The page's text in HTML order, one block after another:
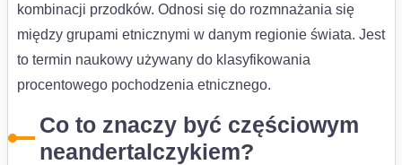
kombinacji przodków. Odnosi się do rozmnażania się
między grupami etnicznymi w danym regionie świata. Jest
to termin naukowy używany do klasyfikowania
procentowego pochodzenia etnicznego.
Co to znaczy być częściowym
neandertalczykiem?